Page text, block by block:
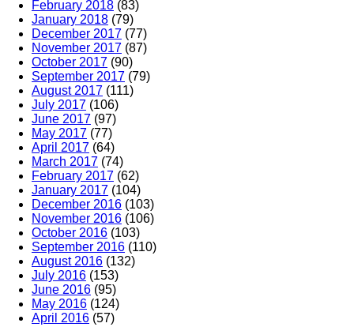
February 2018 (83)
January 2018 (79)
December 2017 (77)
November 2017 (87)
October 2017 (90)
September 2017 (79)
August 2017 (111)
July 2017 (106)
June 2017 (97)
May 2017 (77)
April 2017 (64)
March 2017 (74)
February 2017 (62)
January 2017 (104)
December 2016 (103)
November 2016 (106)
October 2016 (103)
September 2016 (110)
August 2016 (132)
July 2016 (153)
June 2016 (95)
May 2016 (124)
April 2016 (57)